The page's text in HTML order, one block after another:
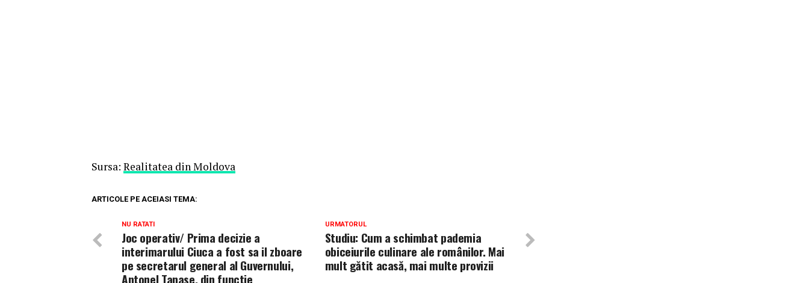
Sursa: Realitatea din Moldova
ARTICOLE PE ACEIASI TEMA:
URMATORUL
Studiu: Cum a schimbat pademia
obiceiurile culinare ale românilor. Mai
mult gătit acasă, mai multe provizii
NU RATATI
Joc operativ/ Prima decizie a
interimarului Ciuca a fost sa il zboare
pe secretarul general al Guvernului,
Antonel Tanase, din functie